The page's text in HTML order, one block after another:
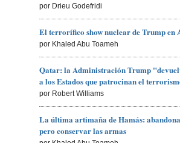
por Drieu Godefridi
El terrorífico show nuclear de Trump en
por Khaled Abu Toameh
Qatar: la Administración Trump
a los Estados que patrocinan el
por Robert Williams
La última artimaña de Hamás:
pero conservar las armas